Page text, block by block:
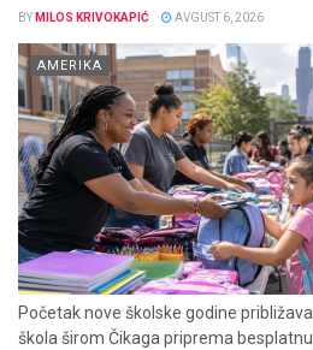
BY MILOS KRIVOKAPIĆ AVGUST 6, 2026
AMERIKA
Početak nove školske godine
škola širom Čikaga priprema